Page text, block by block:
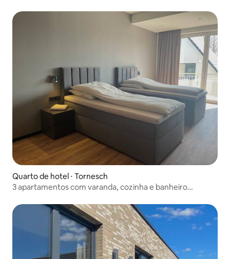
Quarto de hotel ⋅ Tornesch
3 apartamentos com varanda, cozinha e banheiro